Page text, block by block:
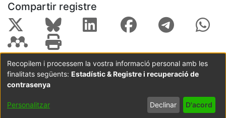
Compartir registre
Coordinació:CRAI UB Avís legal
Metadades
subjectes a:
Configuració
de cookies
privadesa
Recopilem i processem la vostra informació personal amb les
finalitats següents: Estadístic & Registre i recuperació de
contrasenya
Personalitzar Declinar D'acord